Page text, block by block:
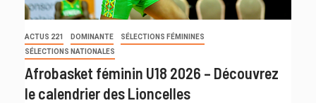
ACTUS 221 DOMINANTE
SÉLECTIONS FÉMININES
SÉLECTIONS NATIONALES
Afrobasket féminin U18 2026 – Découvrez
le calendrier des Lioncelles